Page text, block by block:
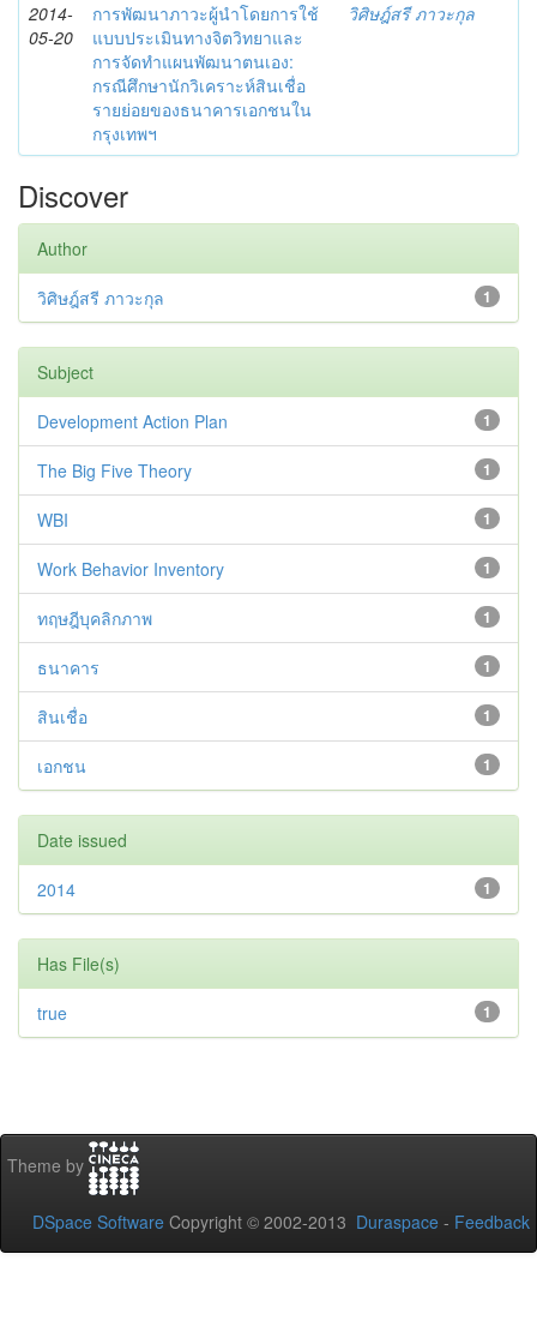
2014-
05-20
การพัฒนาภาวะผู้นำโดยการใช้
แบบประเมินทางจิตวิทยาและ
การจัดทำแผนพัฒนาตนเอง:
กรณีศึกษานักวิเคราะห์สินเชื่อ
รายย่อยของธนาคารเอกชนใน
กรุงเทพฯ
วิศิษฎ์สรี ภาวะกุล
Discover
Author
1
วิศิษฎ์สรี ภาวะกุล
Subject
1
Development Action Plan
1
The Big Five Theory
1
WBI
1
Work Behavior Inventory
1
ทฤษฎีบุคลิกภาพ
1
ธนาคาร
1
สินเชื่อ
1
เอกชน
Date issued
1
2014
Has File(s)
1
true
Theme by
DSpace Software Copyright © 2002-2013 Duraspace - Feedback